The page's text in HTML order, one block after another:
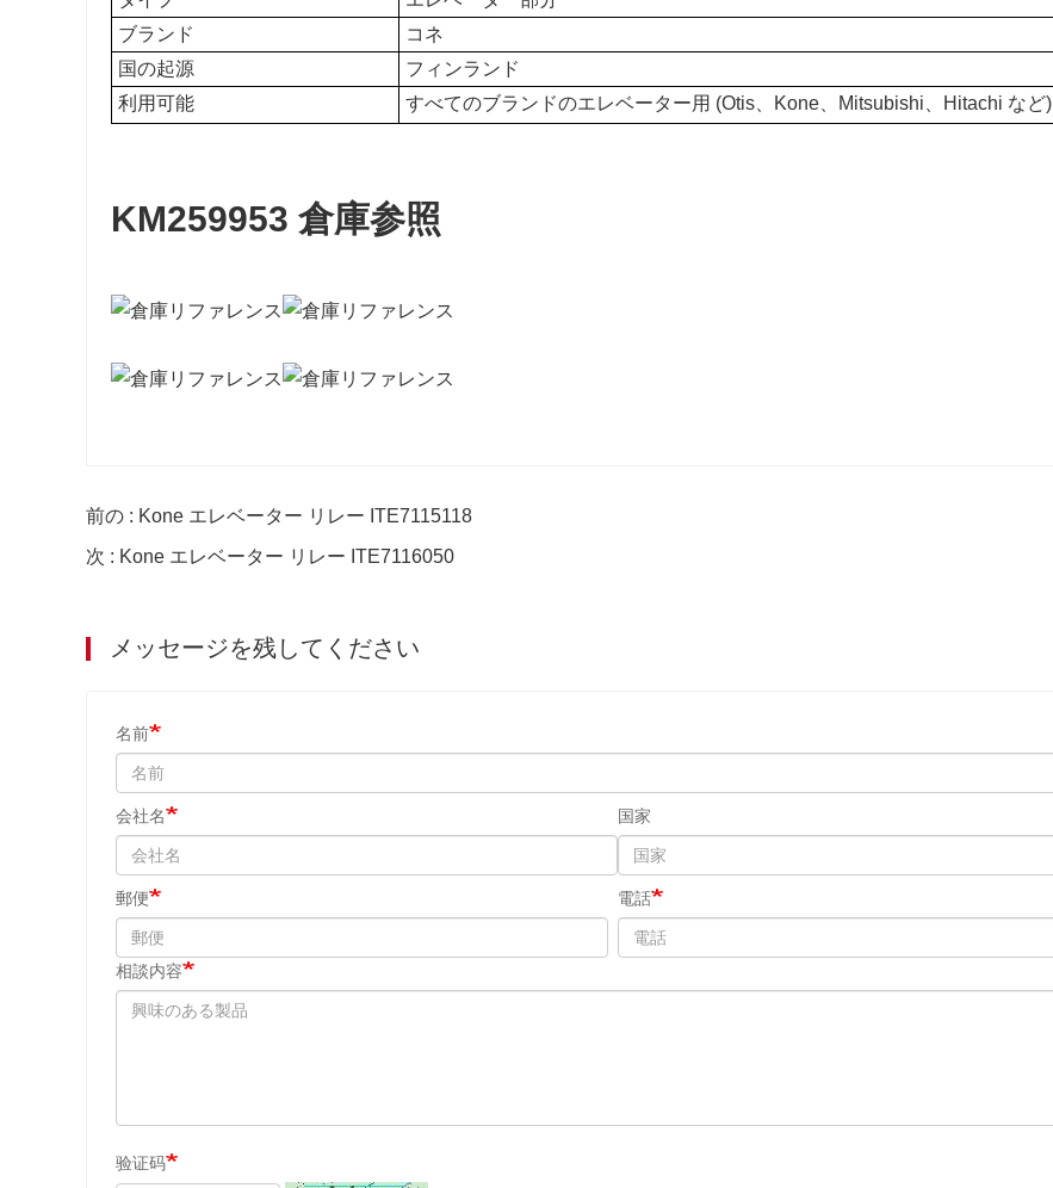
ブランド
コネ
国の起源
フィンランド
利用可能
すべてのブランドのエレベーター用 (Otis、Kone、Mitsubishi、Hitachi など)
KM259953 倉庫参照
前の : Kone エレベーター リレー ITE7115118
次 : Kone エレベーター リレー ITE7116050
メッセージを残してください
名前
会社名 国家
郵便 電話
相談内容
验证码